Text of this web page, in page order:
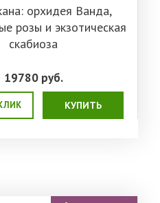
орхидея Ванда,
розы и экзотическая
скабиоза
19780руб.
КУПИТЬ